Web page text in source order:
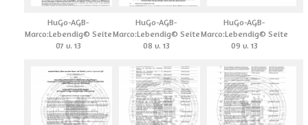
HuGo-AGB-
Marco:Lebendig© Seite
07 v. 13
HuGo-AGB-
Marco:Lebendig© Seite
08 v. 13
HuGo-AGB-
Marco:Lebendig© Seite
09 v. 13